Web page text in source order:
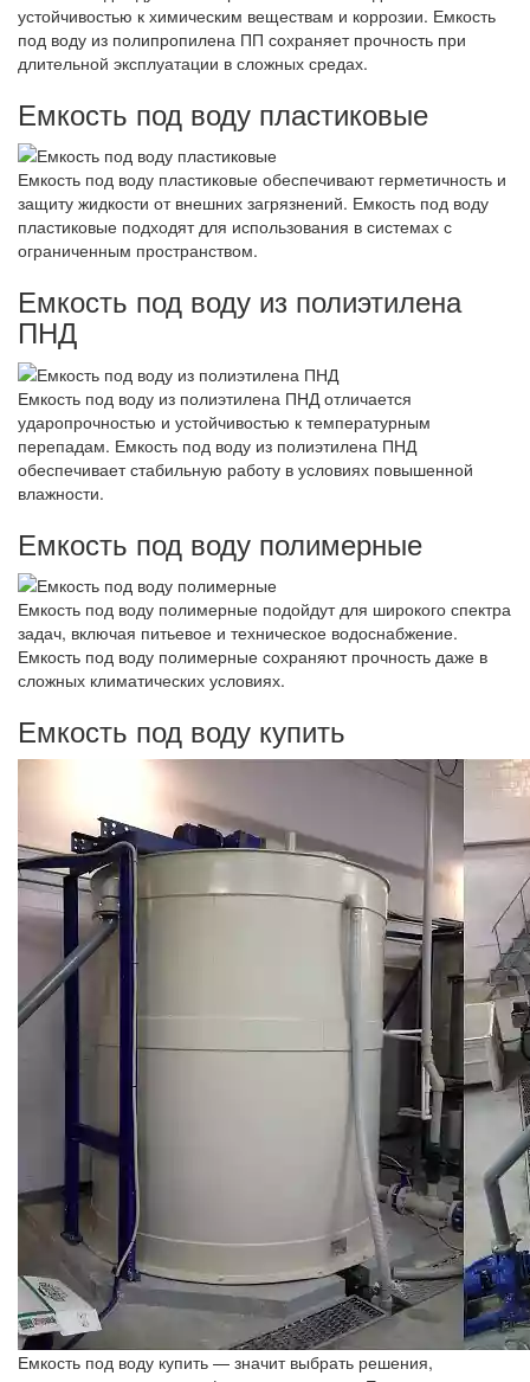
устойчивостью к химическим веществам и коррозии. Емкость
под воду из полипропилена ПП сохраняет прочность при
длительной эксплуатации в сложных средах.
Емкость под воду пластиковые
Емкость под воду пластиковые обеспечивают герметичность и
защиту жидкости от внешних загрязнений. Емкость под воду
пластиковые подходят для использования в системах с
ограниченным пространством.
Емкость под воду из полиэтилена
ПНД
Емкость под воду из полиэтилена ПНД отличается
ударопрочностью и устойчивостью к температурным
перепадам. Емкость под воду из полиэтилена ПНД
обеспечивает стабильную работу в условиях повышенной
влажности.
Емкость под воду полимерные
Емкость под воду полимерные подойдут для широкого спектра
задач, включая питьевое и техническое водоснабжение.
Емкость под воду полимерные сохраняют прочность даже в
сложных климатических условиях.
Емкость под воду купить
Емкость под воду купить — значит выбрать решения,